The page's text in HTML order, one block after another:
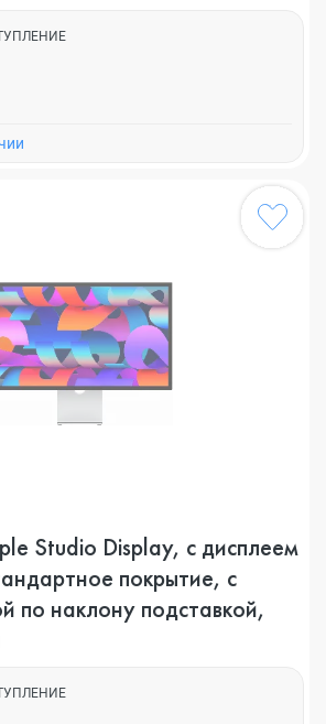
Studio Display, с дисплеем
покрытие, с
по наклону подставкой,